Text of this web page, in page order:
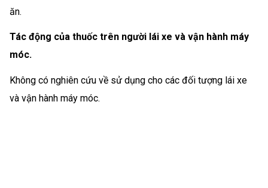
ăn.
Tác động của thuốc trên người lái xe và vận hành máy
móc.
Không có nghiên cứu về sử dụng cho các đối tượng lái xe
và vận hành máy móc.